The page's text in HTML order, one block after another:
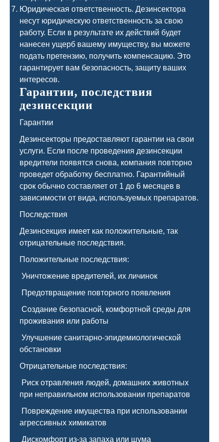
Юридическая ответственность. Дезинсектора
несут юридическую ответственность за свою
работу. Если в результате их действий будет
нанесен ущерб вашему имуществу, вы можете
подать претензию, получить компенсацию. Это
гарантирует вам безопасность, защиту ваших
интересов.
Гарантии, последствия
дезинсекции
Гарантии
Дезинсекторы предоставляют гарантии на свои
услуги. Если после проведения дезинсекции
вредители появятся снова, компания повторно
проведет обработку бесплатно. Гарантийный
срок обычно составляет от 1 до 6 месяцев в
зависимости от вида, используемых препаратов.
Последствия
Дезинсекция имеет как положительные, так
отрицательные последствия.
Положительные последствия:
Уничтожение вредителей, их личинок
Предотвращение повторного появления
Создание безопасной, комфортной среды для
проживания или работы
Улучшение санитарно-эпидемиологической
обстановки
Отрицательные последствия:
Риск отравления людей, домашних животных
при неправильном использовании препаратов
Повреждение имущества при использовании
агрессивных химикатов
Дискомфорт из-за запаха или шума